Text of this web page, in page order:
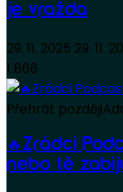
je vražda
29. 11. 2025 29. 11.
1 866
Přehrát později
🔥Zrádci
nebo tě